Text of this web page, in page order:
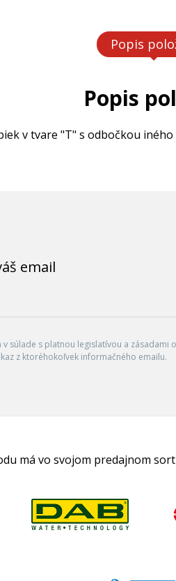
Popis
Popis
v tvare "T" s odbočkou
email
súlade s platnou legislatívou a
z ktoréhokoľvek informačného emailu.
má vo svojom predajnom